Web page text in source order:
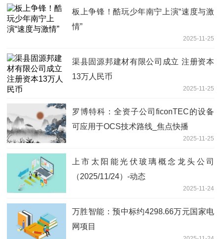
板上争锋！酷玩少年南宁上演“速度与激
情”
2025-11-25
渠县固源邦建材有限公司成立 注册资本
13万人民币
2025-11-25
罗博特科：全资子公司ficonTEC的设备
可应用于OCS技术路线_焦点快播
2025-11-25
上市太阳能光伏玻璃概念龙头公司
（2025/11/24）-动态
2025-11-24
万胜智能：预中标约4298.66万元国家电
网项目